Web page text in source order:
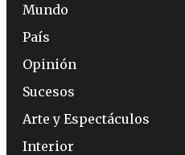
Mundo
País
Opinión
Sucesos
Arte y Espectáculos
Interior